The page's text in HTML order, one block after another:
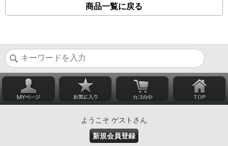
商品一覧に戻る
ようこそ ゲストさん
新規会員登録